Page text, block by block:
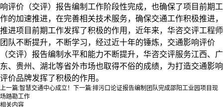
响评价（交评）报告编制工作阶段性完成，也确保了项目前期工
作的加速推进，在完善相关技术服务，确保交通工作积极推进，
推进项目前期工作发挥了积极的作用，近年来，华咨交评工程师
团队不断提升，不断学习，经过近十年的锤炼，交通影响评价
（交评）报告编制水平和能力不断提升，华咨交评服务江西、广
东、贵州、湖北等省外市场也取得不俗的成绩，为打造交通影响
评价品牌发挥了积极的作用。
上一篇:智慧交通中心成立！ 下一篇:排污口论证报告编制团队完成邵阳工业园项目现
场踏勘工作
相关内容